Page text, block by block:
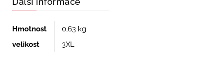
Hmotnost
0,63 kg
velikost
3XL